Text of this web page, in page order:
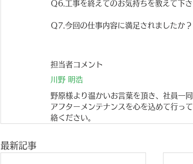
Ｑ6.工事を終えてのお気持ちを教えて下
Ｑ7.今回の仕事内容に満足されましたか
担当者コメント
川野 明浩
野原様より温かいお言葉を頂き、社員一
アフターメンテナンスを心を込めて行っ
絡ください。
最新記事